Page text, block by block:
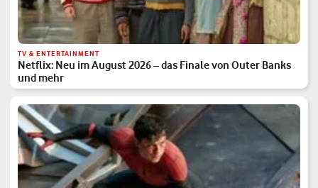
TV & ENTERTAINMENT
Netflix: Neu im August 2026 – das Finale von Outer Banks
und mehr